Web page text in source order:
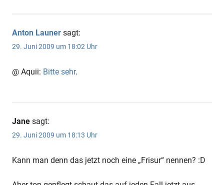
Anton Launer sagt:
29. Juni 2009 um 18:02 Uhr
@ Aquii: Bitte sehr.
Jane sagt:
29. Juni 2009 um 18:13 Uhr
Kann man denn das jetzt noch eine „Frisur“ nennen? :D